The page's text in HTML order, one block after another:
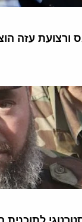
ורצועת עזה